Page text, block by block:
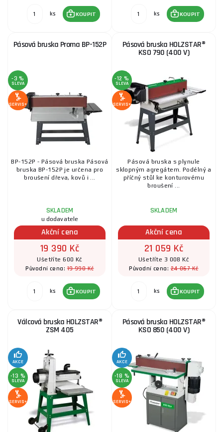
ks KOUPIT ks KOUPIT
Pásová bruska Proma BP-152P
-3 %
SLEVA
SERVIS+
BP-152P - Pásová bruska Pásová
bruska BP-152P je určena pro
broušení dřeva, kovů i ...
SKLADEM
u dodavatele
Akční cena
19 390 Kč
Ušetříte 600 Kč
Původní cena:19 990 Kč
ks KOUPIT
Pásová bruska HOLZSTAR®
KSO 790 (400 V)
-12 %
SLEVA
SERVIS+
Pásová bruska s plynule
sklopným agregátem. Podélný a
příčný stůl ke konturovému
broušení ...
SKLADEM
Akční cena
21 059 Kč
Ušetříte 3 008 Kč
Původní cena:24 067 Kč
ks KOUPIT
Válcová bruska HOLZSTAR®
ZSM 405
AKCE
-13 %
SLEVA
SERVIS+
Pásová bruska HOLZSTAR®
KSO 850 (400 V)
AKCE
-18 %
SLEVA
SERVIS+